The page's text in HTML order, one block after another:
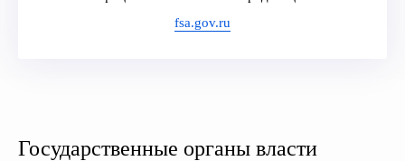
fsa.gov.ru
Государственные органы власти